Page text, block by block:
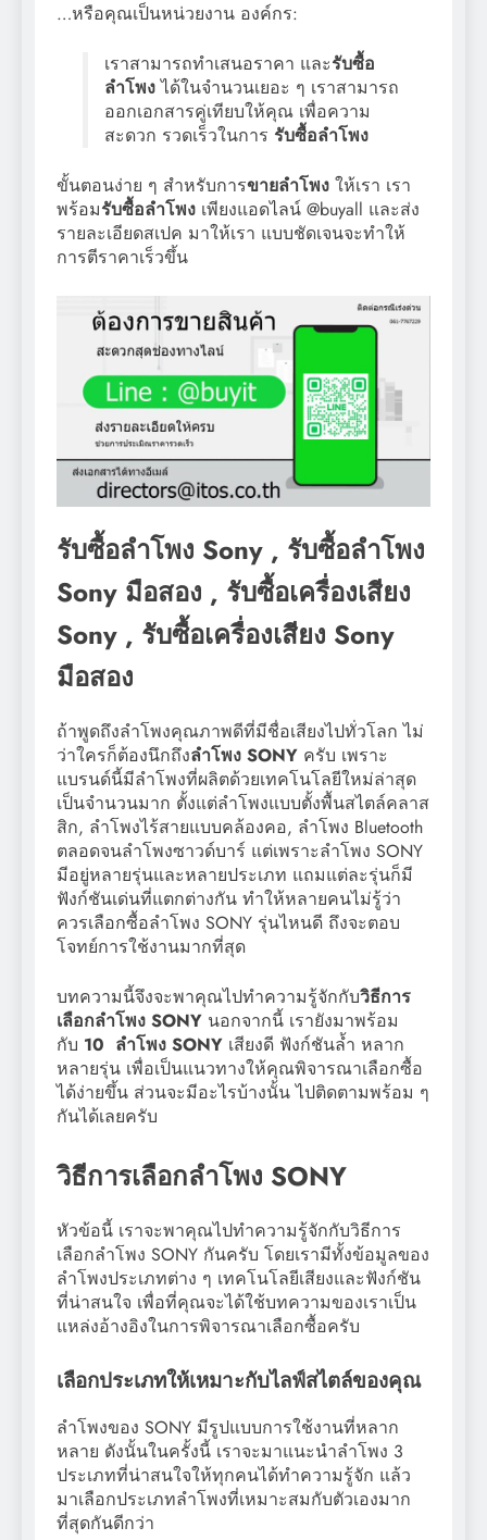
…หรือคุณเป็นหน่วยงาน องค์กร:
เราสามารถทำเสนอราคา และรับซื้อ
ลำโพงได้ในจำนวนเยอะ ๆ เราสามารถ
ออกเอกสารคู่เทียบให้คุณ เพื่อความ
สะดวก รวดเร็วในการ รับซื้อลำโพง
ขั้นตอนง่าย ๆ สำหรับการขายลำโพง ให้เรา เรา
พร้อมรับซื้อลำโพง เพียงแอดไลน์ @buyall และส่ง
รายละเอียดสเปค มาให้เรา แบบชัดเจนจะทำให้
การตีราคาเร็วขึ้น
รับซื้อลำโพง Sony , รับซื้อลำโพง
Sony มือสอง , รับซื้อเครื่องเสียง
Sony , รับซื้อเครื่องเสียง Sony
มือสอง
ถ้าพูดถึงลำโพงคุณภาพดีที่มีชื่อเสียงไปทั่วโลก ไม่
ว่าใครก็ต้องนึกถึงลำโพง SONY ครับ เพราะ
แบรนด์นี้มีลำโพงที่ผลิตด้วยเทคโนโลยีใหม่ล่าสุด
เป็นจำนวนมาก ตั้งแต่ลำโพงแบบตั้งพื้นสไตล์คลาส
สิก, ลำโพงไร้สายแบบคล้องคอ, ลำโพง Bluetooth
ตลอดจนลำโพงซาวด์บาร์ แต่เพราะลำโพง SONY
มีอยู่หลายรุ่นและหลายประเภท แถมแต่ละรุ่นก็มี
ฟังก์ชันเด่นที่แตกต่างกัน ทำให้หลายคนไม่รู้ว่า
ควรเลือกซื้อลำโพง SONY รุ่นไหนดี ถึงจะตอบ
โจทย์การใช้งานมากที่สุด
บทความนี้จึงจะพาคุณไปทำความรู้จักกับวิธีการ
เลือกลำโพง SONY นอกจากนี้ เรายังมาพร้อม
กับ 10 ลำโพง SONY เสียงดี ฟังก์ชันล้ำ หลาก
หลายรุ่น เพื่อเป็นแนวทางให้คุณพิจารณาเลือกซื้อ
ได้ง่ายขึ้น ส่วนจะมีอะไรบ้างนั้น ไปติดตามพร้อม ๆ
กันได้เลยครับ
วิธีการเลือกลำโพง SONY
หัวข้อนี้ เราจะพาคุณไปทำความรู้จักกับวิธีการ
เลือกลำโพง SONY กันครับ โดยเรามีทั้งข้อมูลของ
ลำโพงประเภทต่าง ๆ เทคโนโลยีเสียงและฟังก์ชัน
ที่น่าสนใจ เพื่อที่คุณจะได้ใช้บทความของเราเป็น
แหล่งอ้างอิงในการพิจารณาเลือกซื้อครับ
เลือกประเภทให้เหมาะกับไลฟ์สไตล์ของคุณ
ลำโพงของ SONY มีรูปแบบการใช้งานที่หลาก
หลาย ดังนั้นในครั้งนี้ เราจะมาแนะนำลำโพง 3
ประเภทที่น่าสนใจให้ทุกคนได้ทำความรู้จัก แล้ว
มาเลือกประเภทลำโพงที่เหมาะสมกับตัวเองมาก
ที่สุดกันดีกว่า